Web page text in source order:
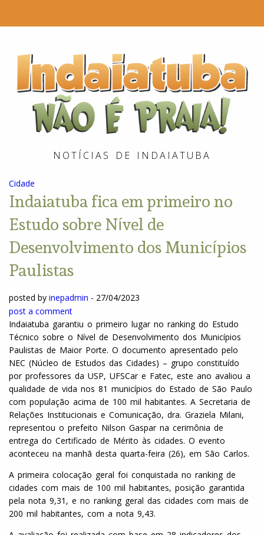
NOTÍCIAS DE INDAIATUBA
Cidade
Indaiatuba fica em primeiro no
Estudo sobre Nível de
Desenvolvimento dos Municípios
Paulistas
posted by inepadmin - 27/04/2023
post a comment
Indaiatuba garantiu o primeiro lugar no ranking do Estudo
Técnico sobre o Nível de Desenvolvimento dos Municípios
Paulistas de Maior Porte. O documento apresentado pelo
NEC (Núcleo de Estudos das Cidades) – grupo constituído
por professores da USP, UFSCar e Fatec, este ano avaliou a
qualidade de vida nos 81 municípios do Estado de São Paulo
com população acima de 100 mil habitantes. A Secretaria de
Relações Institucionais e Comunicação, dra. Graziela Milani,
representou o prefeito Nilson Gaspar na cerimônia de
entrega do Certificado de Mérito às cidades. O evento
aconteceu na manhã desta quarta-feira (26), em São Carlos.
A primeira colocação geral foi conquistada no ranking de
cidades com mais de 100 mil habitantes, posição garantida
pela nota 9,31, e no ranking geral das cidades com mais de
200 mil habitantes, com a nota 9,43.